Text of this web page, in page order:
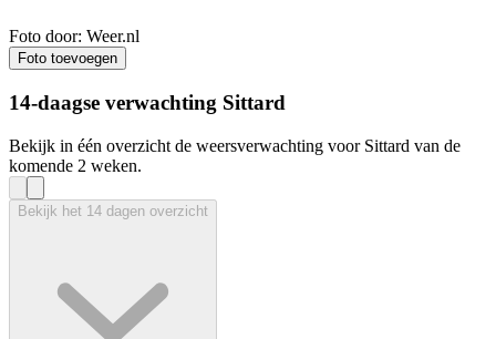
Foto door: Weer.nl
Foto toevoegen
14-daagse verwachting Sittard
Bekijk in één overzicht de weersverwachting voor Sittard van de
komende 2 weken.
Bekijk het 14 dagen overzicht